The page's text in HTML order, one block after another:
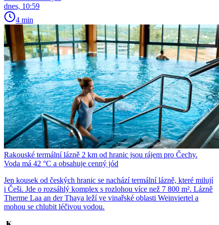
dnes, 10:59
4 min
Rakouské termální lázně 2 km od hranic jsou rájem pro Čechy.
Voda má 42 °C a obsahuje cenný jód
Jen kousek od českých hranic se nachází termální lázně, které milují
i Češi. Jde o rozsáhlý komplex s rozlohou více než 7 800 m². Lázně
Therme Laa an der Thaya leží ve vinařské oblasti Weinviertel a
mohou se chlubit léčivou vodou.